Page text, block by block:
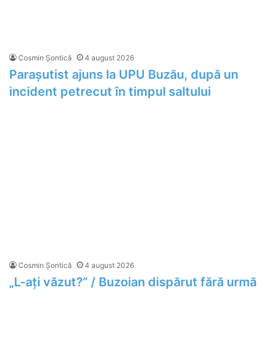
Cosmin Șontică 4 august 2026
Parașutist ajuns la UPU Buzău, după un
incident petrecut în timpul saltului
Cosmin Șontică 4 august 2026
„L-ați văzut?” / Buzoian dispărut fără urmă